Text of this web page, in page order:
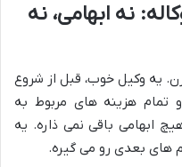
نه ابهامی، نه
یه وکیل خوب، قبل از شروع
و تمام هزینه های مربوط به
ابهامی باقی نمی ذاره. یه
های بعدی رو می گیره.